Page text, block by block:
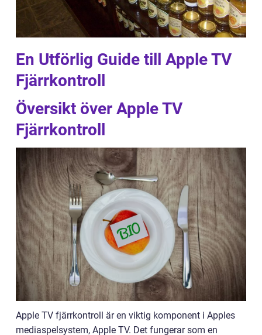
En Utförlig Guide till Apple TV
Fjärrkontroll
Översikt över Apple TV
Fjärrkontroll
Apple TV fjärrkontroll är en viktig komponent i Apples
mediaspelsystem, Apple TV. Det fungerar som en